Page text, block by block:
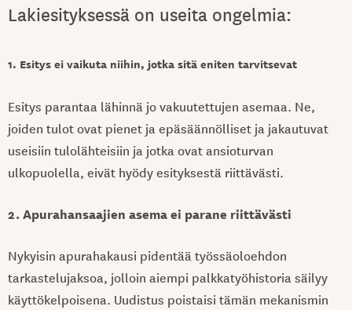
Lakiesityksessä on useita ongelmia:
1. Esitys ei vaikuta niihin, jotka sitä eniten tarvitsevat
Esitys parantaa lähinnä jo vakuutettujen asemaa. Ne,
joiden tulot ovat pienet ja epäsäännölliset ja jakautuvat
useisiin tulolähteisiin ja jotka ovat ansioturvan
ulkopuolella, eivät hyödy esityksestä riittävästi.
2. Apurahansaajien asema ei parane riittävästi
Nykyisin apurahakausi pidentää työssäoloehdon
tarkastelujaksoa, jolloin aiempi palkkatyöhistoria säilyy
käyttökelpoisena. Uudistus poistaisi tämän mekanismin